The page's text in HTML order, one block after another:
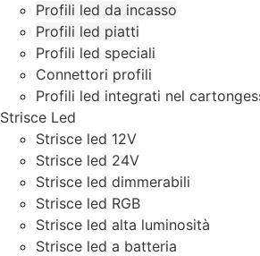
Profili led da incasso
Profili led piatti
Profili led speciali
Connettori profili
Profili led integrati nel
Strisce Led
Strisce led 12V
Strisce led 24V
Strisce led dimmerabili
Strisce led RGB
Strisce led alta luminosità
Strisce led a batteria